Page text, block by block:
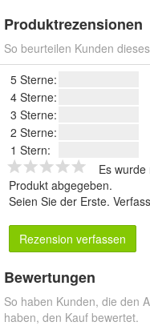
Produktrezensionen
So beurteilen Kunden
5 Sterne:
4 Sterne:
3 Sterne:
2 Sterne:
1 Stern:
Es
Produkt abgegeben.
Seien Sie der Erste.
Rezension verfassen
Bewertungen
So haben Kunden, die den
haben, den Kauf bewertet.